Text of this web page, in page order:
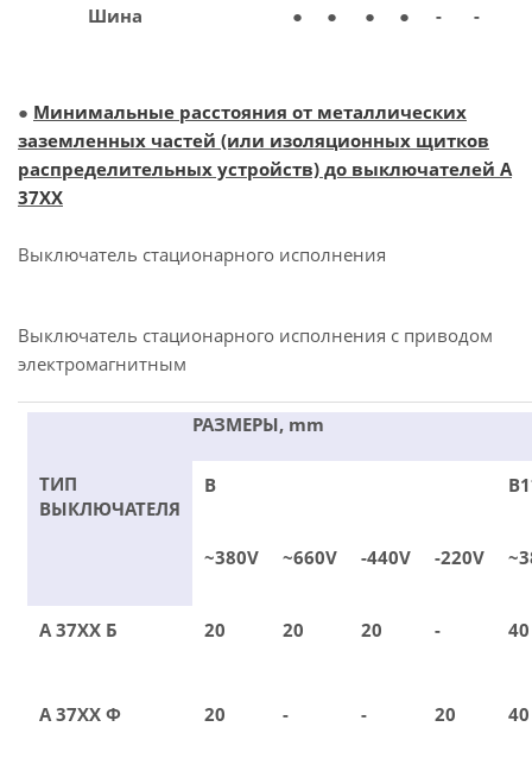
Шина ● ● ● ● - -
● Минимальные расстояния от металлических
заземленных частей (или изоляционных щитков
распределительных устройств) до выключателей А
37ХХ
Выключатель стационарного исполнения
Выключатель стационарного исполнения с приводом
электромагнитным
ТИП
ВЫКЛЮЧАТЕЛЯ
РАЗМЕРЫ, mm
В
~380V ~660V -440V -220V
А 37ХХ Б 20 20 20 - 40
А 37ХХ Ф 20 - - 20 40